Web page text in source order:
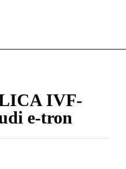
IVF-
e-tron